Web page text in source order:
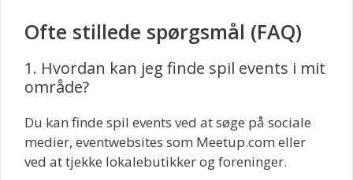
Ofte stillede spørgsmål (FAQ)
1. Hvordan kan jeg finde spil events i mit
område?
Du kan finde spil events ved at søge på sociale
medier, eventwebsites som Meetup.com eller
ved at tjekke lokalebutikker og foreninger.